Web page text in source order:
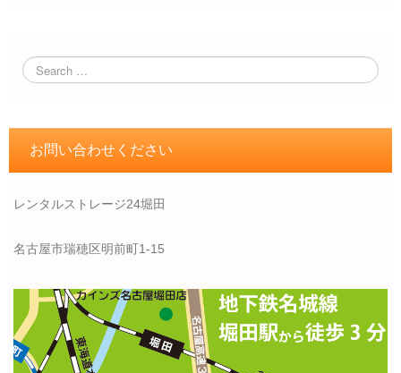
お問い合わせください
レンタルストレージ24堀田
名古屋市瑞穂区明前町1-15